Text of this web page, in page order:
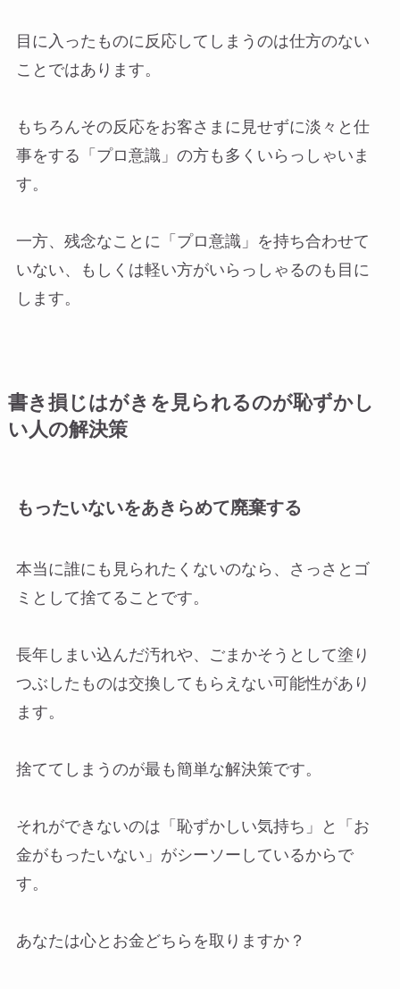
目に入ったものに反応してしまうのは仕方のない
ことではあります。
もちろんその反応をお客さまに見せずに淡々と仕
事をする「プロ意識」の方も多くいらっしゃいま
す。
一方、残念なことに「プロ意識」を持ち合わせて
いない、もしくは軽い方がいらっしゃるのも目に
します。
書き損じはがきを見られるのが恥ずかし
い人の解決策
もったいないをあきらめて廃棄する
本当に誰にも見られたくないのなら、さっさとゴ
ミとして捨てることです。
長年しまい込んだ汚れや、ごまかそうとして塗り
つぶしたものは交換してもらえない可能性があり
ます。
捨ててしまうのが最も簡単な解決策です。
それができないのは「恥ずかしい気持ち」と「お
金がもったいない」がシーソーしているからで
す。
あなたは心とお金どちらを取りますか？